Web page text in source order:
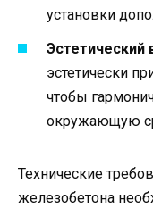
установки
Эстетический
эстетически
чтобы
окружающую
Технические
железобетона